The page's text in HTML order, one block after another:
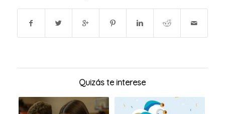
Quizás te interese